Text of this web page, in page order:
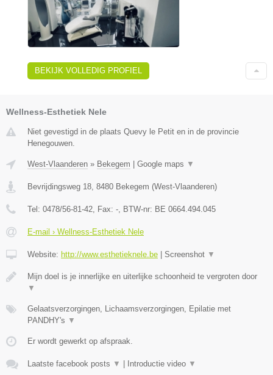
BEKIJK VOLLEDIG PROFIEL
Wellness-Esthetiek Nele
Niet gevestigd in de plaats Quevy le Petit en in de provincie
Henegouwen.
West-Vlaanderen » Bekegem Google maps ▼
Bevrijdingsweg 18, 8480 Bekegem (West-Vlaanderen)
Tel: 0478/56-81-42, Fax: -, BTW-nr: BE 0664.494.045
E-mail › Wellness-Esthetiek Nele
Website: http://www.esthetieknele.be Screenshot ▼
Mijn doel is je innerlijke en uiterlijke schoonheid te vergroten door
▼
Gelaatsverzorgingen, Lichaamsverzorgingen, Epilatie met
PANDHY's ▼
Er wordt gewerkt op afspraak.
Laatste facebook posts ▼ Introductie video ▼